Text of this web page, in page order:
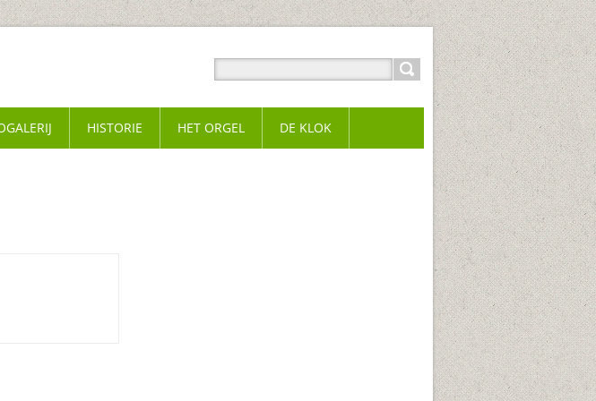
HISTORIE HET ORGEL DE KLOK